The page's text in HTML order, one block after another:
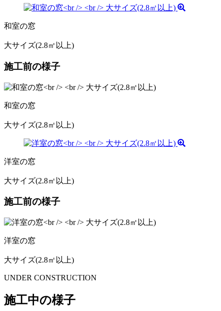
和室の窓
大サイズ(2.8㎡以上)
施工前の様子
和室の窓
大サイズ(2.8㎡以上)
洋室の窓
大サイズ(2.8㎡以上)
施工前の様子
洋室の窓
大サイズ(2.8㎡以上)
UNDER CONSTRUCTION
施工中の様子